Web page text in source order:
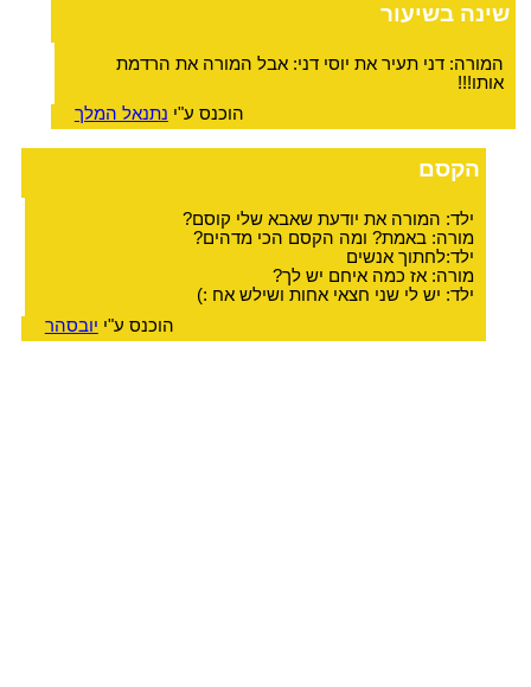
שינה בשיעור
המורה: דני תעיר את יוסי דני: אבל המורה את הרדמת
אותו!!!
הוכנס ע"י נתנאל המלך
הקסם
ילד: המורה את יודעת שאבא שלי קוסם?
מורה: באמת? ומה הקסם הכי מדהים?
ילד:לחתוך אנשים
מורה: אז כמה איחם יש לך?
ילד: יש לי שני חצאי אחות ושילש אח :)
הוכנס ע"י יובסהר